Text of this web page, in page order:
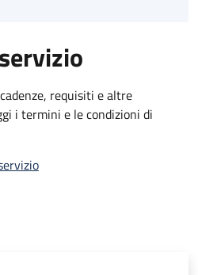
requisiti e altre
i termini e le condizioni di